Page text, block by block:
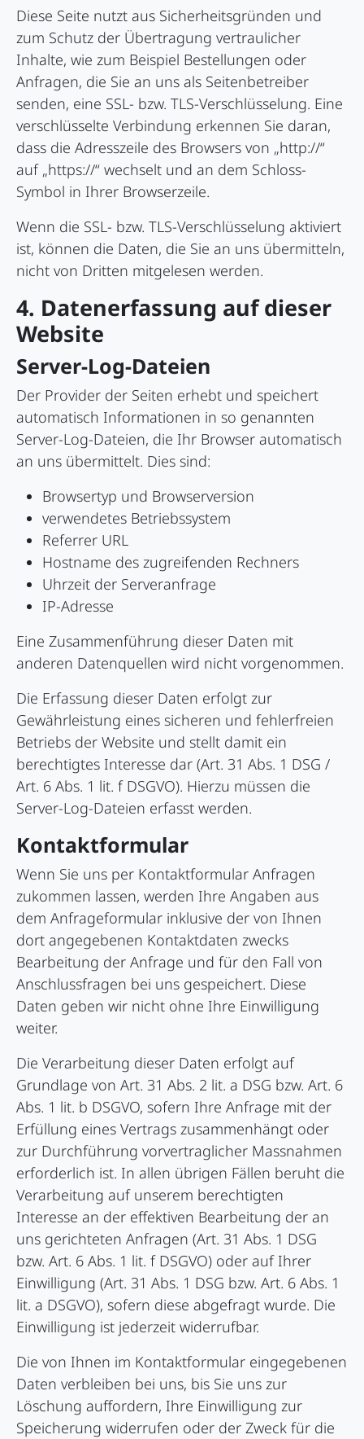
Diese Seite nutzt aus Sicherheitsgründen und
zum Schutz der Übertragung vertraulicher
Inhalte, wie zum Beispiel Bestellungen oder
Anfragen, die Sie an uns als Seitenbetreiber
senden, eine SSL- bzw. TLS-Verschlüsselung. Eine
verschlüsselte Verbindung erkennen Sie daran,
dass die Adresszeile des Browsers von „http://“
auf „https://“ wechselt und an dem Schloss-
Symbol in Ihrer Browserzeile.
Wenn die SSL- bzw. TLS-Verschlüsselung aktiviert
ist, können die Daten, die Sie an uns übermitteln,
nicht von Dritten mitgelesen werden.
4. Datenerfassung auf dieser
Website
Server-Log-Dateien
Der Provider der Seiten erhebt und speichert
automatisch Informationen in so genannten
Server-Log-Dateien, die Ihr Browser automatisch
an uns übermittelt. Dies sind:
Browsertyp und Browserversion
verwendetes Betriebssystem
Referrer URL
Hostname des zugreifenden Rechners
Uhrzeit der Serveranfrage
IP-Adresse
Eine Zusammenführung dieser Daten mit
anderen Datenquellen wird nicht vorgenommen.
Die Erfassung dieser Daten erfolgt zur
Gewährleistung eines sicheren und fehlerfreien
Betriebs der Website und stellt damit ein
berechtigtes Interesse dar (Art. 31 Abs. 1 DSG /
Art. 6 Abs. 1 lit. f DSGVO). Hierzu müssen die
Server-Log-Dateien erfasst werden.
Kontaktformular
Wenn Sie uns per Kontaktformular Anfragen
zukommen lassen, werden Ihre Angaben aus
dem Anfrageformular inklusive der von Ihnen
dort angegebenen Kontaktdaten zwecks
Bearbeitung der Anfrage und für den Fall von
Anschlussfragen bei uns gespeichert. Diese
Daten geben wir nicht ohne Ihre Einwilligung
weiter.
Die Verarbeitung dieser Daten erfolgt auf
Grundlage von Art. 31 Abs. 2 lit. a DSG bzw. Art. 6
Abs. 1 lit. b DSGVO, sofern Ihre Anfrage mit der
Erfüllung eines Vertrags zusammenhängt oder
zur Durchführung vorvertraglicher Massnahmen
erforderlich ist. In allen übrigen Fällen beruht die
Verarbeitung auf unserem berechtigten
Interesse an der effektiven Bearbeitung der an
uns gerichteten Anfragen (Art. 31 Abs. 1 DSG
bzw. Art. 6 Abs. 1 lit. f DSGVO) oder auf Ihrer
Einwilligung (Art. 31 Abs. 1 DSG bzw. Art. 6 Abs. 1
lit. a DSGVO), sofern diese abgefragt wurde. Die
Einwilligung ist jederzeit widerrufbar.
Die von Ihnen im Kontaktformular eingegebenen
Daten verbleiben bei uns, bis Sie uns zur
Löschung auffordern, Ihre Einwilligung zur
Speicherung widerrufen oder der Zweck für die